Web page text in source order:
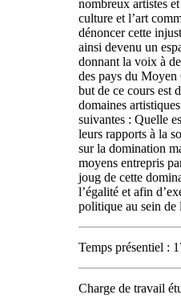
nombreux artistes
culture et l’art
dénoncer cette
ainsi devenu un
donnant la voix à
des pays du
but de ce cours est
domaines
suivantes : Quelle
leurs rapports à la
sur la domination
moyens entrepris
joug de cette
l’égalité et afin
politique au sein de
Temps présentiel :
Charge de travail